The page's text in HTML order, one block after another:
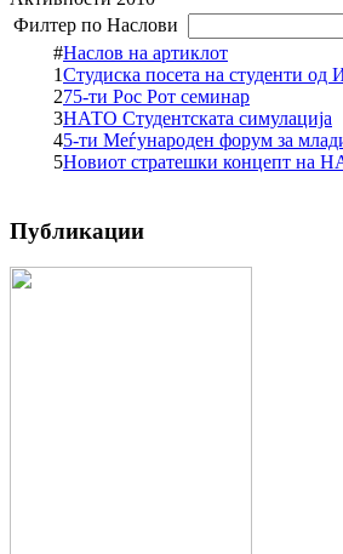
Филтер по Наслови
#Наслов на артиклот
1Студиска посета на студенти од
275-ти Рос Рот семинар
3НАТО Студентската симулација
45-ти Меѓународен форум за
5Новиот стратешки концепт на
Публикации